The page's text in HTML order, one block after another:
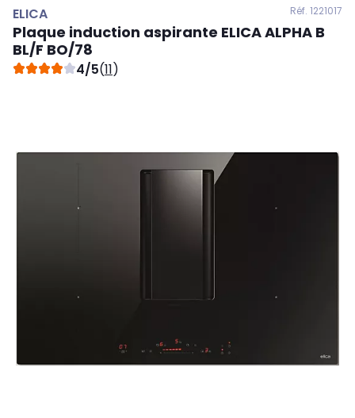
ELICA Réf. 1221017
Plaque induction aspirante ELICAALPHA B
BL/F BO/78
4/5(11)